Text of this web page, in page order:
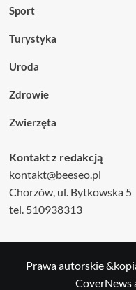
Sport
Turystyka
Uroda
Zdrowie
Zwierzęta
Kontakt z redakcją
kontakt@beeseo.pl
Chorzów, ul. Bytkowska 5
tel. 510938313
Prawa autorskie
CoverNews